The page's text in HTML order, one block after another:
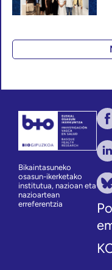
Bikaintasuneko
osasun-ikerketako
institutua, nazioan eta
nazioartean
erreferentzia